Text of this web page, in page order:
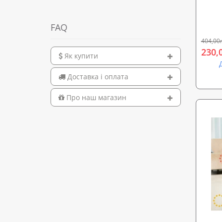
FAQ
Як купити
Доставка і оплата
Про наш магазин